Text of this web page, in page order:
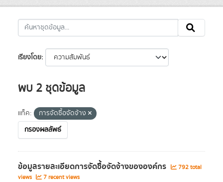
เรียงโดย
พบ 2 ชุดข้อมูล
แท็ค:
การจัดซื้อจัดจ้าง
กรองผลลัพธ์
ข้อมูลรายละเอียดการจัดซื้อจัดจ้างขององค์กร
792 total
views
7 recent views